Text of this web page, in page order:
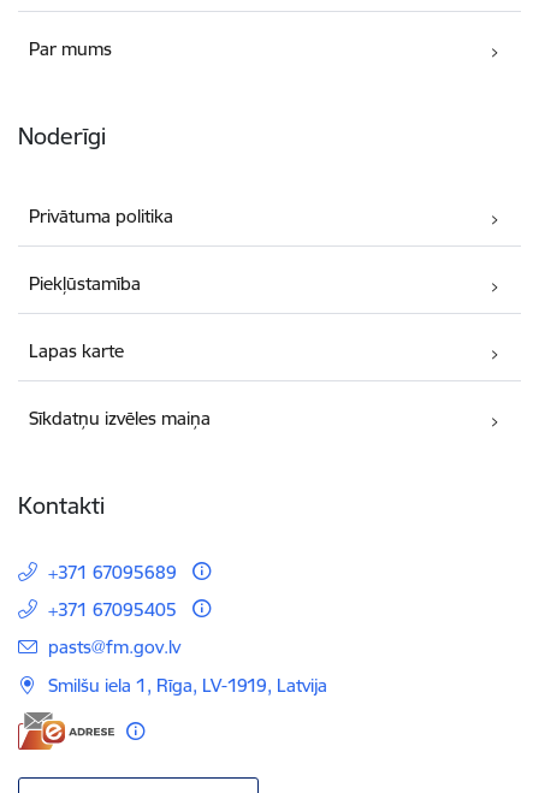
Par mums
Noderīgi
Privātuma politika
Piekļūstamība
Lapas karte
Sīkdatņu izvēles maiņa
Kontakti
+371 67095689
+371 67095405
E-pasts:
pasts@fm.gov.lv
Smilšu iela 1, Rīga, LV-1919, Latvija